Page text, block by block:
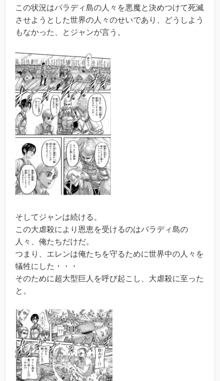
この状況はパラディ島の人々を悪魔と決めつけて死滅
させようとした世界の人々のせいであり、どうしよう
もなかった、とジャンが言う。
そしてジャンは続ける。
この大虐殺により恩恵を受けるのはパラディ島の
人々、俺たちだけだ。
つまり、エレンは俺たちを守るために世界中の人々を
犠牲にした・・・
そのために超大型巨人を呼び起こし、大虐殺に至った
と。